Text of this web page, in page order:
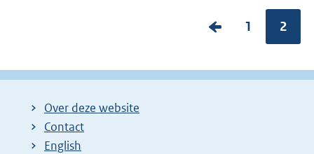
V
r
P
g
1 2
Over deze website
Contact
English